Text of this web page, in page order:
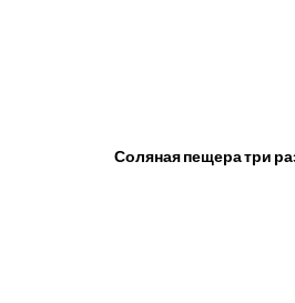
Соляная пещера три